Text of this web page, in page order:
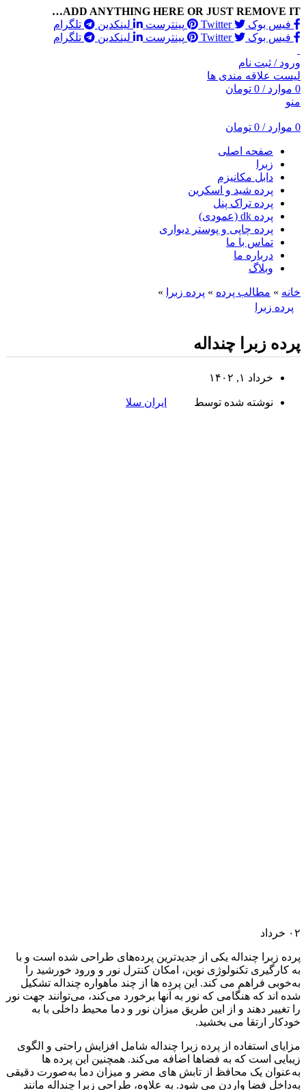
ADD ANYTHING HERE OR JUST REMOVE IT…
فیس بوک
Twitter پینترست لینکدین
تلگرام
فیس بوک
Twitter پینترست لینکدین تلگرام
ورود / ثبت نام
لیست علاقه مندی ها
0 موارد /
0 تومان
منو
0 موارد /
0 تومان
صفحه اصلی
زبرا
دابل مکانیزم
پرده شید و اسکرین
پرده تراک پنل
پرده dk (عمودی)
پرده چاپی و پوستر دیواری
تماس با ما
درباره ما
وبلاگ
خانه » مطالب پرده » پرده زبرا
»
پرده زبرا
پرده زبرا چنداله
خرداد ۱, ۱۴۰۲
نوشته شده توسط ایران سلا
۰۲ خرداد
پرده زبرا چنداله یکی از جدیدترین پرده‌های طراحی شده است و با
به کارگیری تکنولوژی نوین، امکان کنترل نور و ورود خورشید را
به‌خوبی فراهم می کند. این پرده ها از چند ماهواره چنداله تشکیل
شده اند که هنگامی که نور به آنها برخورد می‌کند، می‌توانند جهت نور
را تغییر دهند و از این طریق میزان نور و دما محیط داخلی با به
خودکار ارتقا می بخشید.
مزایای استفاده از پرده زبرا چنداله شامل افزایش راحتی و الگوی
زیبایی است که به فضاها اضافه می‌کند. همچنین این پرده ها
به‌عنوان یک محافظ از تابش های مضر و میزان دما به‌صورت دقیقی
به‌داخل فضا واردن می شود. به علاوه، طراحی زبرا چنداله مانند